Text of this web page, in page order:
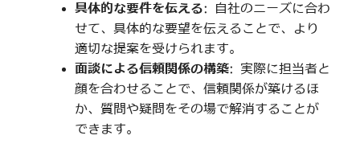
具体的な要件を伝える: 自社のニーズに合わ
せて、具体的な要望を伝えることで、より
適切な提案を受けられます。
面談による信頼関係の構築: 実際に担当者と
顔を合わせることで、信頼関係が築けるほ
か、質問や疑問をその場で解消することが
できます。